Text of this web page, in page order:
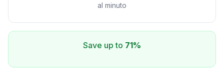
al minuto
Save up to 71%